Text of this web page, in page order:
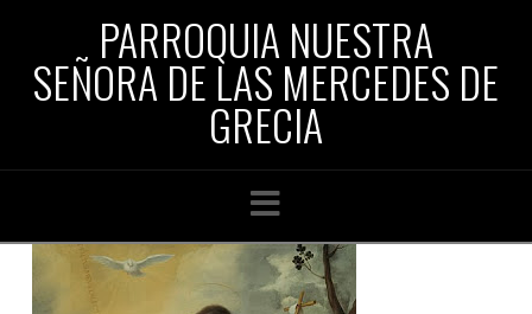
PARROQUIA NUESTRA
SEÑORA DE LAS MERCEDES DE
GRECIA
Navigation